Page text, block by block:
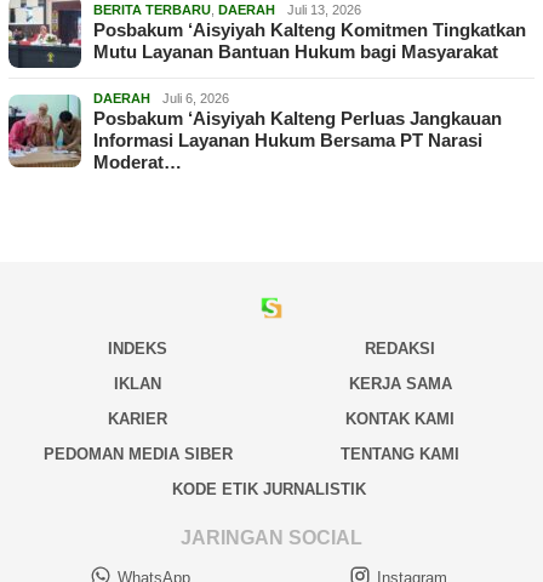
BERITA TERBARU DAERAH Juli 13, 2026
Posbakum ‘Aisyiyah Kalteng Komitmen Tingkatkan
Mutu Layanan Bantuan Hukum bagi Masyarakat
DAERAH Juli 6, 2026
Posbakum ‘Aisyiyah Kalteng Perluas Jangkauan
Informasi Layanan Hukum Bersama PT Narasi
Moderat…
INDEKS
REDAKSI
IKLAN
KERJA SAMA
KARIER
KONTAK KAMI
PEDOMAN MEDIA SIBER
TENTANG KAMI
KODE ETIK JURNALISTIK
JARINGAN SOCIAL
WhatsApp Instagram